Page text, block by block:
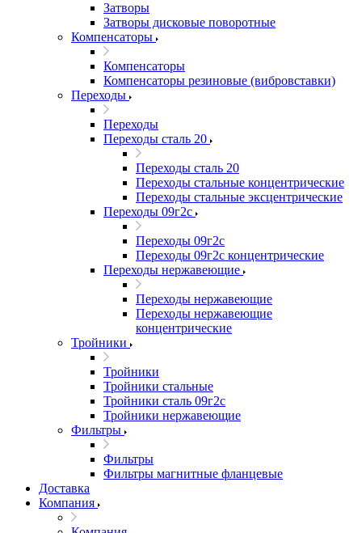
Затворы
Затворы дисковые поворотные
Компенсаторы
Компенсаторы
Компенсаторы резиновые (вибровставки)
Переходы
Переходы
Переходы сталь 20
Переходы сталь 20
Переходы стальные концентрические
Переходы стальные эксцентрические
Переходы 09г2с
Переходы 09г2с
Переходы 09г2с концентрические
Переходы нержавеющие
Переходы нержавеющие
Переходы нержавеющие
концентрические
Тройники
Тройники
Тройники стальные
Тройники сталь 09г2с
Тройники нержавеющие
Фильтры
Фильтры
Фильтры магнитные фланцевые
Доставка
Компания